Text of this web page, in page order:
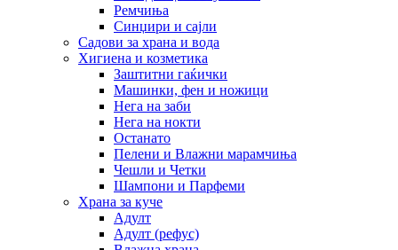
Ремчиња
Синџири и сајли
Садови за храна и вода
Хигиена и козметика
Заштитни гаќички
Машинки, фен и ножици
Нега на заби
Нега на нокти
Останато
Пелени и Влажни марамчиња
Чешли и Четки
Шампони и Парфеми
Храна за куче
Адулт
Адулт (рефус)